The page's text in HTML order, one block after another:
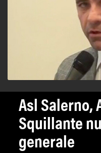
Asl Salerno,
Squillante
generale